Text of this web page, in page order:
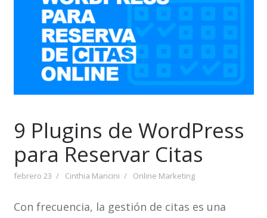
9 Plugins de WordPress
para Reservar Citas
febrero 23 Cinthia Mancini Online Marketing
Con frecuencia, la gestión de citas es una